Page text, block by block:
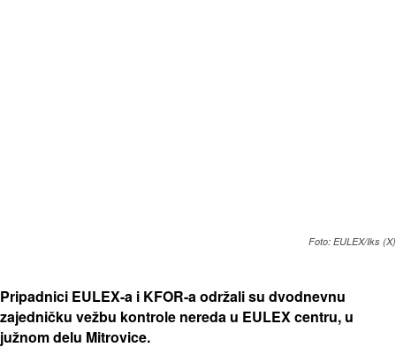
Foto: EULEX/Iks (X)
Pripadnici EULEX-a i KFOR-a održali su dvodnevnu
zajedničku vežbu kontrole nereda u EULEX centru, u
južnom delu Mitrovice.